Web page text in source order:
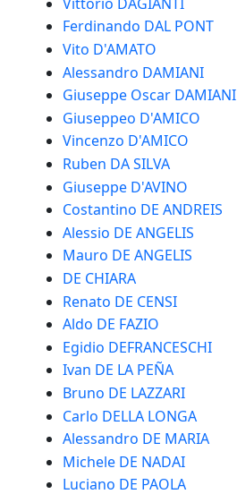
Ferdinando DAL PONT
Vito D'AMATO
Alessandro DAMIANI
Giuseppe Oscar DAMIANI
Giuseppeo D'AMICO
Vincenzo D'AMICO
Ruben DA SILVA
Giuseppe D'AVINO
Costantino DE ANDREIS
Alessio DE ANGELIS
Mauro DE ANGELIS
DE CHIARA
Renato DE CENSI
Aldo DE FAZIO
Egidio DEFRANCESCHI
Ivan DE LA PEÑA
Bruno DE LAZZARI
Carlo DELLA LONGA
Alessandro DE MARIA
Michele DE NADAI
Luciano DE PAOLA